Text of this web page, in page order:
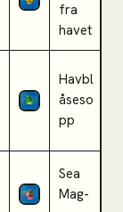
fra
havet
Havbl
åseso
pp
Sea
Mag-